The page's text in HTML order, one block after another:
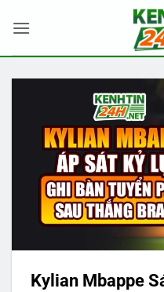
qua
Kylian Mbappe